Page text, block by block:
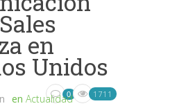
en
Unidos
en Actualidad
0 1711